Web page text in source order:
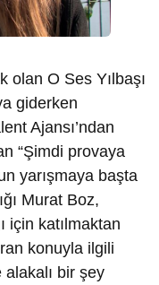
olan O Ses Yılbaşı
giderken
Ajansı’ndan
“Şimdi provaya
yarışmaya başta
Murat Boz,
için katılmaktan
konuyla ilgili
alakalı bir şey